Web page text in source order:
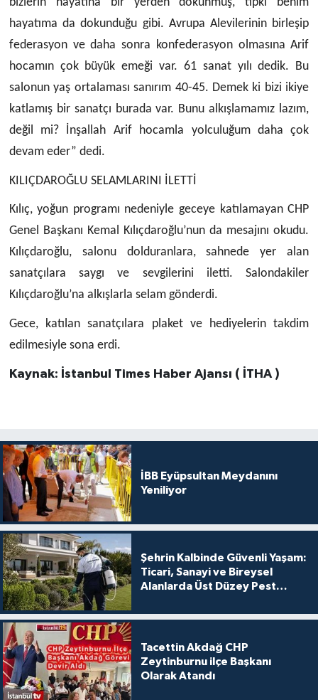
hayatıma da dokunduğu gibi. Avrupa Alevilerinin birleşip
federasyon ve daha sonra konfederasyon olmasına Arif
hocamın çok büyük emeği var. 61 sanat yılı dedik. Bu
salonun yaş ortalaması sanırım 40-45. Demek ki bizi ikiye
katlamış bir sanatçı burada var. Bunu alkışlamamız lazım,
değil mi? İnşallah Arif hocamla yolculuğum daha çok
devam eder” dedi.
KILIÇDAROĞLU SELAMLARINI İLETTİ
Kılıç, yoğun programı nedeniyle geceye katılamayan CHP
Genel Başkanı Kemal Kılıçdaroğlu’nun da mesajını okudu.
Kılıçdaroğlu, salonu dolduranlara, sahnede yer alan
sanatçılara saygı ve sevgilerini iletti. Salondakiler
Kılıçdaroğlu’na alkışlarla selam gönderdi.
Gece, katılan sanatçılara plaket ve hediyelerin takdim
edilmesiyle sona erdi.
Kaynak: İstanbul Times Haber Ajansı ( İTHA )
İBB Eyüpsultan Meydanını
Yeniliyor
Şehrin Kalbinde Güvenli Yaşam:
Ticari, Sanayi ve Bireysel
Alanlarda Üst Düzey Pest
Tacettin Akdağ CHP
Zeytinburnu ilçe Başkanı
Olarak Atandı